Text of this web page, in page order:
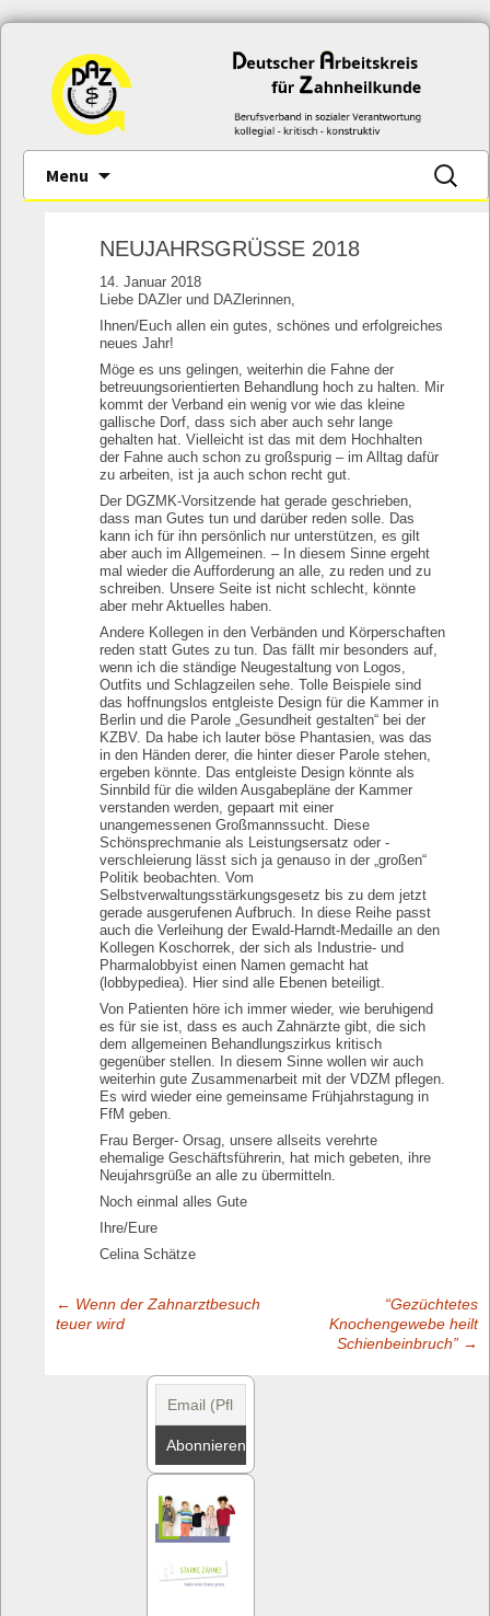
Menu
to
nach:
NEUJAHRSGRÜSSE 2018
14. Januar 2018
Liebe DAZler und DAZlerinnen,
Ihnen/Euch allen ein gutes, schönes und erfolgreiches
neues Jahr!
Möge es uns gelingen, weiterhin die Fahne der
betreuungsorientierten Behandlung hoch zu halten. Mir
kommt der Verband ein wenig vor wie das kleine
gallische Dorf, dass sich aber auch sehr lange
gehalten hat. Vielleicht ist das mit dem Hochhalten
der Fahne auch schon zu großspurig – im Alltag dafür
zu arbeiten, ist ja auch schon recht gut.
Der DGZMK-Vorsitzende hat gerade geschrieben,
dass man Gutes tun und darüber reden solle. Das
kann ich für ihn persönlich nur unterstützen, es gilt
aber auch im Allgemeinen. – In diesem Sinne ergeht
mal wieder die Aufforderung an alle, zu reden und zu
schreiben. Unsere Seite ist nicht schlecht, könnte
aber mehr Aktuelles haben.
Andere Kollegen in den Verbänden und Körperschaften
reden statt Gutes zu tun. Das fällt mir besonders auf,
wenn ich die ständige Neugestaltung von Logos,
Outfits und Schlagzeilen sehe. Tolle Beispiele sind
das hoffnungslos entgleiste Design für die Kammer in
Berlin und die Parole „Gesundheit gestalten“ bei der
KZBV. Da habe ich lauter böse Phantasien, was das
in den Händen derer, die hinter dieser Parole stehen,
ergeben könnte. Das entgleiste Design könnte als
Sinnbild für die wilden Ausgabepläne der Kammer
verstanden werden, gepaart mit einer
unangemessenen Großmannssucht. Diese
Schönsprechmanie als Leistungsersatz oder -
verschleierung lässt sich ja genauso in der „großen“
Politik beobachten. Vom
Selbstverwaltungsstärkungsgesetz bis zu dem jetzt
gerade ausgerufenen Aufbruch. In diese Reihe passt
auch die Verleihung der Ewald-Harndt-Medaille an den
Kollegen Koschorrek, der sich als Industrie- und
Pharmalobbyist einen Namen gemacht hat
(lobbypediea). Hier sind alle Ebenen beteiligt.
Von Patienten höre ich immer wieder, wie beruhigend
es für sie ist, dass es auch Zahnärzte gibt, die sich
dem allgemeinen Behandlungszirkus kritisch
gegenüber stellen. In diesem Sinne wollen wir auch
weiterhin gute Zusammenarbeit mit der VDZM pflegen.
Es wird wieder eine gemeinsame Frühjahrstagung in
FfM geben.
Frau Berger- Orsag, unsere allseits verehrte
ehemalige Geschäftsführerin, hat mich gebeten, ihre
Neujahrsgrüße an alle zu übermitteln.
Noch einmal alles Gute
Ihre/Eure
Celina Schätze
Post
navigation
← Wenn der Zahnarztbesuch
teuer wird
“Gezüchtetes
Knochengewebe heilt
Schienbeinbruch” →